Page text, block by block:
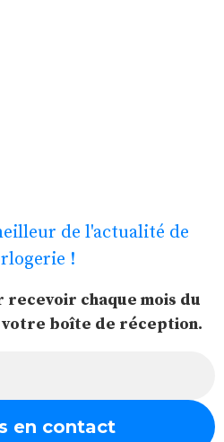
de l'actualité de
!
chaque mois du
votre boîte de réception.